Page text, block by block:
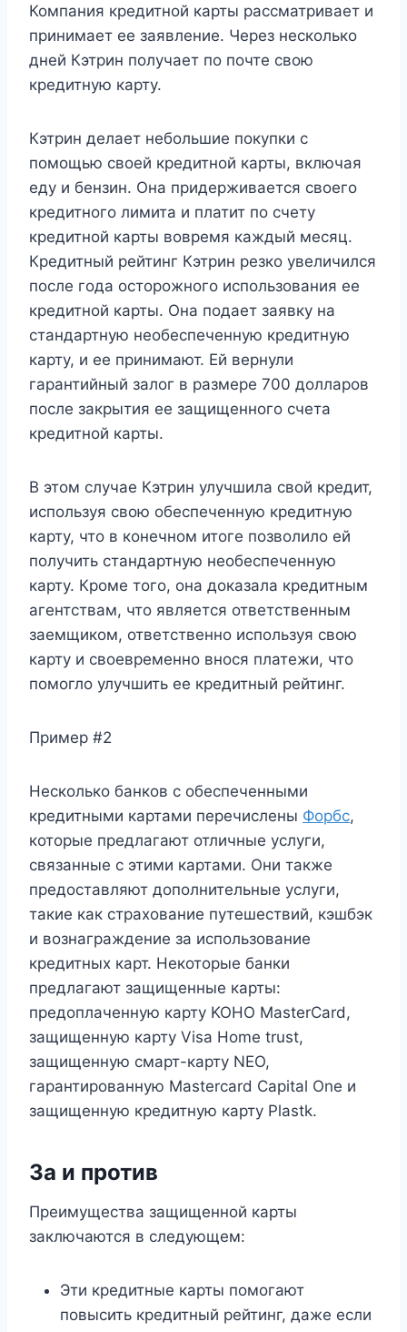
Компания кредитной карты рассматривает и
принимает ее заявление. Через несколько
дней Кэтрин получает по почте свою
кредитную карту.
Кэтрин делает небольшие покупки с
помощью своей кредитной карты, включая
еду и бензин. Она придерживается своего
кредитного лимита и платит по счету
кредитной карты вовремя каждый месяц.
Кредитный рейтинг Кэтрин резко увеличился
после года осторожного использования ее
кредитной карты. Она подает заявку на
стандартную необеспеченную кредитную
карту, и ее принимают. Ей вернули
гарантийный залог в размере 700 долларов
после закрытия ее защищенного счета
кредитной карты.
В этом случае Кэтрин улучшила свой кредит,
используя свою обеспеченную кредитную
карту, что в конечном итоге позволило ей
получить стандартную необеспеченную
карту. Кроме того, она доказала кредитным
агентствам, что является ответственным
заемщиком, ответственно используя свою
карту и своевременно внося платежи, что
помогло улучшить ее кредитный рейтинг.
Пример #2
Несколько банков с обеспеченными
кредитными картами перечислены Форбс,
которые предлагают отличные услуги,
связанные с этими картами. Они также
предоставляют дополнительные услуги,
такие как страхование путешествий, кэшбэк
и вознаграждение за использование
кредитных карт. Некоторые банки
предлагают защищенные карты:
предоплаченную карту KOHO MasterCard,
защищенную карту Visa Home trust,
защищенную смарт-карту NEO,
гарантированную Mastercard Capital One и
защищенную кредитную карту Plastk.
За и против
Преимущества защищенной карты
заключаются в следующем:
Эти кредитные карты помогают
повысить кредитный рейтинг, даже если